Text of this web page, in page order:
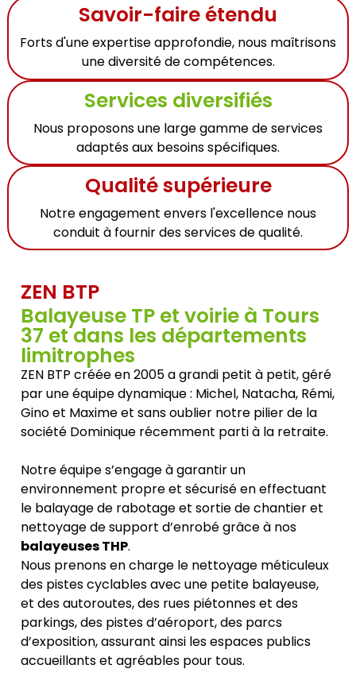
Savoir-faire étendu
Forts d'une expertise approfondie, nous maîtrisons
une diversité de compétences.
Services diversifiés
Nous proposons une large gamme de services
adaptés aux besoins spécifiques.
Qualité supérieure
Notre engagement envers l'excellence nous
conduit à fournir des services de qualité.
ZEN BTP
Balayeuse TP et voirie à Tours
37 et dans les départements
limitrophes
ZEN BTP créée en 2005 a grandi petit à petit, géré
par une équipe dynamique : Michel, Natacha, Rémi,
Gino et Maxime et sans oublier notre pilier de la
société Dominique récemment parti à la retraite.
Notre équipe s’engage à garantir un
environnement propre et sécurisé en effectuant
le balayage de rabotage et sortie de chantier et
nettoyage de support d’enrobé grâce à nos
balayeuses THP.
Nous prenons en charge le nettoyage méticuleux
des pistes cyclables avec une petite balayeuse,
et des autoroutes, des rues piétonnes et des
parkings, des pistes d’aéroport, des parcs
d’exposition, assurant ainsi les espaces publics
accueillants et agréables pour tous.